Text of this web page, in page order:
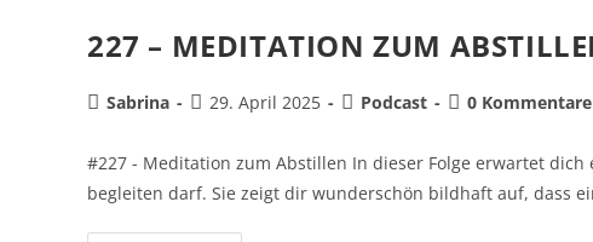
227 – MEDITATION ZUM
Sabrina 29. April 2025 Podcast 0 Kommentare
#227 - Meditation zum Abstillen In dieser Folge erwartet
begleiten darf. Sie zeigt dir wunderschön bildhaft auf, dass